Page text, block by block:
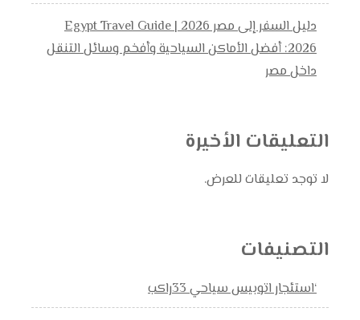
دليل السفر إلى مصر 2026 | Egypt Travel Guide
2026: أفضل الأماكن السياحية وأفخم وسائل التنقل
داخل مصر
التعليقات الأخيرة
لا توجد تعليقات للعرض.
التصنيفات
‘استئجار اتوبيس سياحي 33راكب